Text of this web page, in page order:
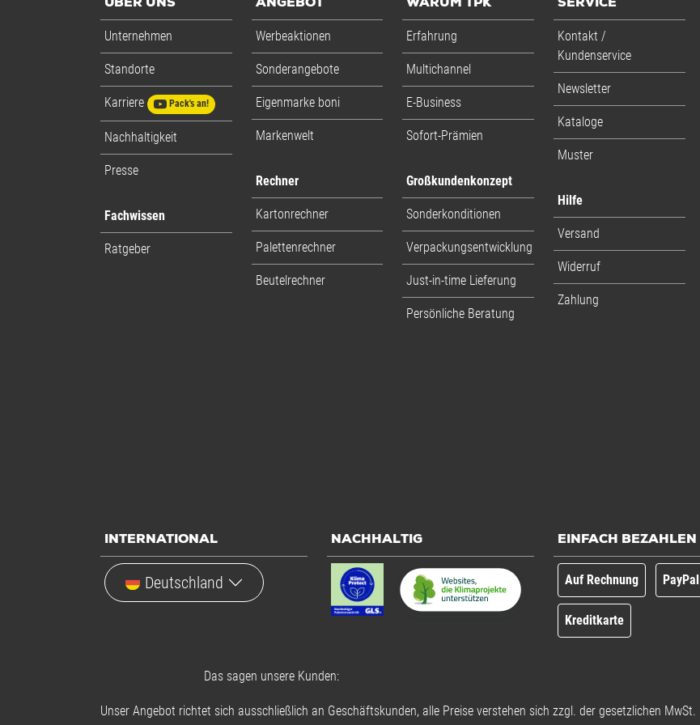
Alle Angaben ohne Gewähr, Druckfehler vorbehalten.
ÜBER UNS
Unternehmen
Standorte
Karriere Pack's an!
Nachhaltigkeit
Presse
Fachwissen
Ratgeber
ANGEBOT
Werbeaktionen
Sonderangebote
Eigenmarke boni
Markenwelt
Rechner
Kartonrechner
Palettenrechner
Beutelrechner
WARUM TPK
Erfahrung
Multichannel
E-Business
Sofort-Prämien
Großkundenkonzept
Sonderkonditionen
Verpackungsentwicklung
Just-in-time Lieferung
Persönliche Beratung
SERVICE
Kontakt /
Kundenservice
Newsletter
Kataloge
Muster
Hilfe
Versand
Widerruf
Zahlung
INTERNATIONAL
Deutschland
NACHHALTIG EINFACH BEZAHLEN
Auf Rechnung PayPal
Kreditkarte
Das sagen unsere Kunden:
Unser Angebot richtet sich ausschließlich an Geschäftskunden, alle Preise verstehen sich zzgl. der gesetzlichen MwSt.